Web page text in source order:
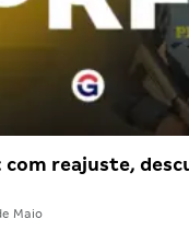
com reajuste,
Maio